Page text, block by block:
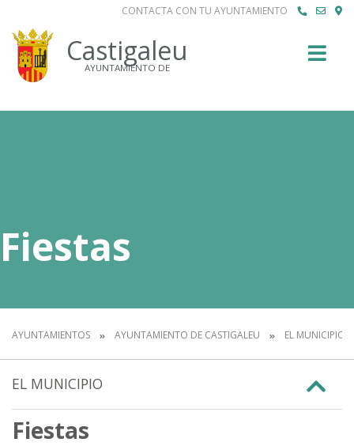
CONTACTA CON TU AYUNTAMIENTO
Castigaleu
AYUNTAMIENTO DE
Fiestas
AYUNTAMIENTOS AYUNTAMIENTO DE CASTIGALEU EL MUNICIPIO
EL MUNICIPIO
Fiestas